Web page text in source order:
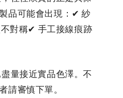
品可能會出現：✔ 紗
對稱✔ 手工接線痕跡
量接近實品色澤。不
請審慎下單。